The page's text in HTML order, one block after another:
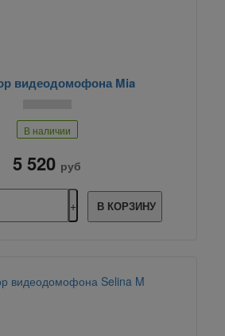
видеодомофона Mia
В наличии
5 520 руб
В КОРЗИНУ